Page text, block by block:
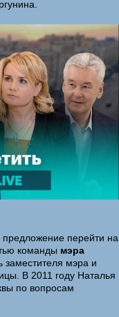
перейти на
команды мэра
заместителя мэра и
В 2011 году Наталья
по вопросам